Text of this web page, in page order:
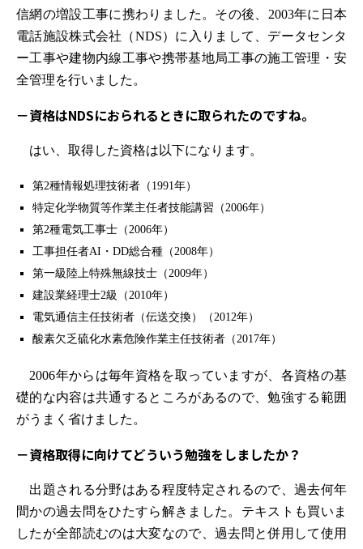
信網の増設工事に携わりました。その後、2003年に日本
電話施設株式会社（NDS）に入りまして、データセンタ
ー工事や建物内線工事や携帯基地局工事の施工管理・安
全管理を行いました。
－資格はNDSにおられるときに取られたのですね。
はい、取得した資格は以下になります。
第2種情報処理技術者（1991年）
特定化学物質等作業主任者技能講習（2006年）
第2種電気工事士（2006年）
工事担任者AI・DD総合種（2008年）
第一級陸上特殊無線技士（2009年）
建設業経理士2級（2010年）
電気通信主任技術者（伝送交換）（2012年）
酸素欠乏硫化水素危険作業主任技術者（2017年）
2006年からは毎年資格を取っていますが、各資格の基
礎的な内容は共通するところがあるので、勉強する範囲
がうまく省けました。
－資格取得に向けてどういう勉強をしましたか？
出題される分野はある程度特定されるので、過去何年
間かの過去問をひたすら解きました。テキストも買いま
したが全部読むのは大変なので、過去問と併用して使用